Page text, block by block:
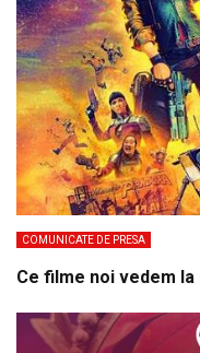
COMUNICATE DE PRESA
Ce filme noi vedem la